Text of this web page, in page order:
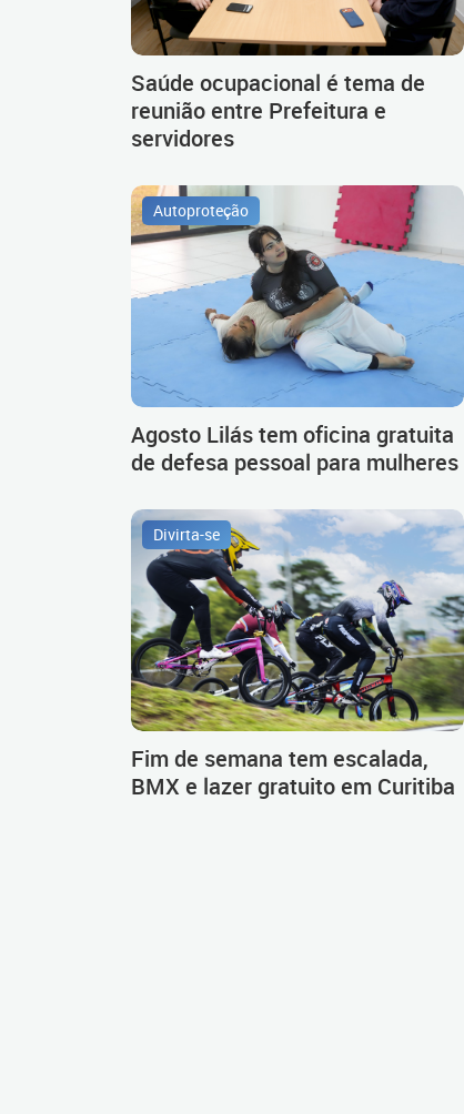
Saúde ocupacional é tema de
reunião entre Prefeitura e
servidores
Autoproteção
Agosto Lilás tem oficina gratuita
de defesa pessoal para mulheres
Divirta-se
Fim de semana tem escalada,
BMX e lazer gratuito em Curitiba